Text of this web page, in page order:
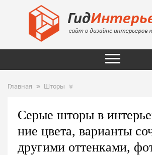
Главная Шторы
Серые шторы в
ние цвета, варианты
другими оттенками,